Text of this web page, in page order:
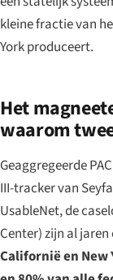
kleine fractie van
York produceert.
Het
waarom
Geaggregeerde
III-tracker van
UsableNet, de
Center) zijn al
Californië en